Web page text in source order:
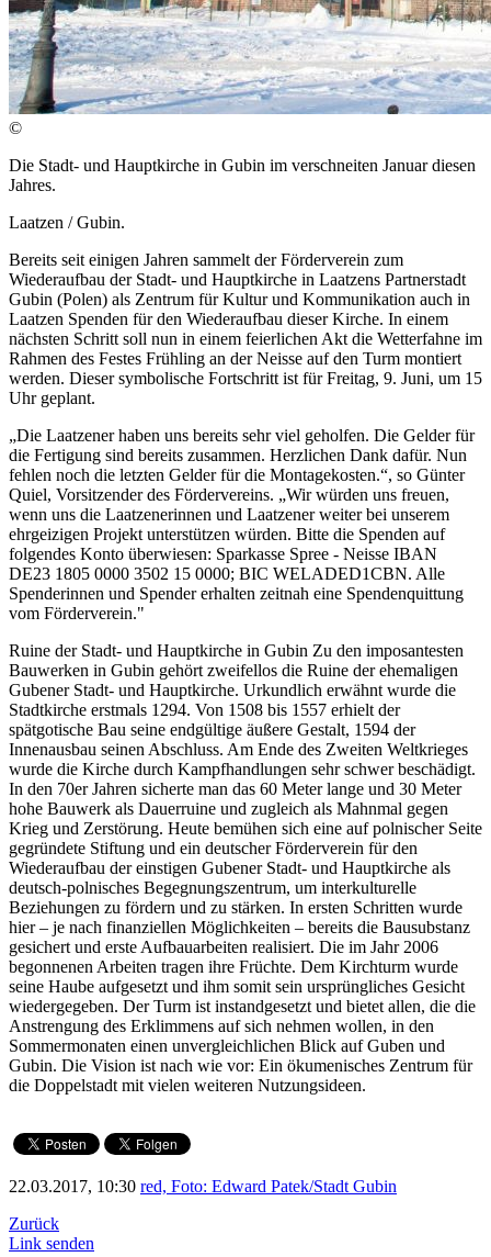
©
Die Stadt- und Hauptkirche in Gubin im verschneiten Januar diesen
Jahres.
Laatzen / Gubin.
Bereits seit einigen Jahren sammelt der Förderverein zum
Wiederaufbau der Stadt- und Hauptkirche in Laatzens Partnerstadt
Gubin (Polen) als Zentrum für Kultur und Kommunikation auch in
Laatzen Spenden für den Wiederaufbau dieser Kirche. In einem
nächsten Schritt soll nun in einem feierlichen Akt die Wetterfahne im
Rahmen des Festes Frühling an der Neisse auf den Turm montiert
werden. Dieser symbolische Fortschritt ist für Freitag, 9. Juni, um 15
Uhr geplant.
„Die Laatzener haben uns bereits sehr viel geholfen. Die Gelder für
die Fertigung sind bereits zusammen. Herzlichen Dank dafür. Nun
fehlen noch die letzten Gelder für die Montagekosten.“, so Günter
Quiel, Vorsitzender des Fördervereins. „Wir würden uns freuen,
wenn uns die Laatzenerinnen und Laatzener weiter bei unserem
ehrgeizigen Projekt unterstützen würden. Bitte die Spenden auf
folgendes Konto überwiesen: Sparkasse Spree - Neisse IBAN
DE23 1805 0000 3502 15 0000; BIC WELADED1CBN. Alle
Spenderinnen und Spender erhalten zeitnah eine Spendenquittung
vom Förderverein."
Ruine der Stadt- und Hauptkirche in Gubin Zu den imposantesten
Bauwerken in Gubin gehört zweifellos die Ruine der ehemaligen
Gubener Stadt- und Hauptkirche. Urkundlich erwähnt wurde die
Stadtkirche erstmals 1294. Von 1508 bis 1557 erhielt der
spätgotische Bau seine endgültige äußere Gestalt, 1594 der
Innenausbau seinen Abschluss. Am Ende des Zweiten Weltkrieges
wurde die Kirche durch Kampfhandlungen sehr schwer beschädigt.
In den 70er Jahren sicherte man das 60 Meter lange und 30 Meter
hohe Bauwerk als Dauerruine und zugleich als Mahnmal gegen
Krieg und Zerstörung. Heute bemühen sich eine auf polnischer Seite
gegründete Stiftung und ein deutscher Förderverein für den
Wiederaufbau der einstigen Gubener Stadt- und Hauptkirche als
deutsch-polnisches Begegnungszentrum, um interkulturelle
Beziehungen zu fördern und zu stärken. In ersten Schritten wurde
hier – je nach finanziellen Möglichkeiten – bereits die Bausubstanz
gesichert und erste Aufbauarbeiten realisiert. Die im Jahr 2006
begonnenen Arbeiten tragen ihre Früchte. Dem Kirchturm wurde
seine Haube aufgesetzt und ihm somit sein ursprüngliches Gesicht
wiedergegeben. Der Turm ist instandgesetzt und bietet allen, die die
Anstrengung des Erklimmens auf sich nehmen wollen, in den
Sommermonaten einen unvergleichlichen Blick auf Guben und
Gubin. Die Vision ist nach wie vor: Ein ökumenisches Zentrum für
die Doppelstadt mit vielen weiteren Nutzungsideen.
22.03.2017, 10:30 red, Foto: Edward Patek/Stadt Gubin
Zurück
Link senden